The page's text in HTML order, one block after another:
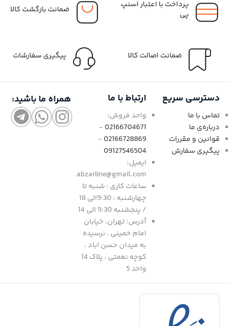
پرداخت با اعتبار اسنپ
پی
ضمانت بازگشت کالا
ضمانت اصالت کالا پیگیری سفارشات
دسترسی سریع
تماس با ما
درباره‌ی ما
قوانین و مقررات
پیگیری سفارش
ارتباط با ما
واحد فروش:
02166704671
-
02166728869
-
09127546504
ایمیل:
abzarline@gmail.com
ساعات کاری : شنبه تا
چهارشنبه : 9:30الی 18
/ پنجشنبه 9:30 الی 14
آدرس: تهران، خیابان
امام خمینی ، نرسیده
به میدان حسن اباد ،
کوچه نعمتی ، پلاک 14
واحد 5
همراه ما باشید: